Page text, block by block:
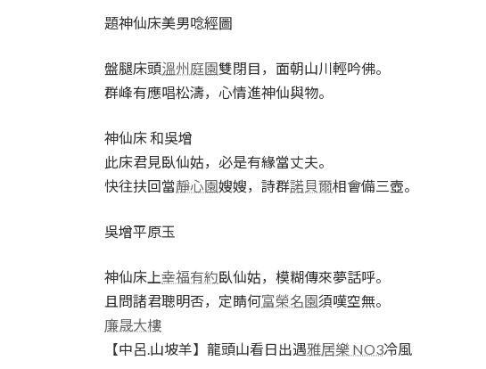
題神仙床美男唸經圖
盤腿床頭溫州庭園雙閉目，面朝山川輕吟佛。
群峰有應唱松濤，心情進神仙與物。
神仙床 和吳增
此床君見臥仙姑，必是有緣當丈夫。
快往扶回當靜心園嫂嫂，詩群諾貝爾相會備三壺。
吳增平原玉
神仙床上幸福有約臥仙姑，模糊傳來夢話呼。
且問諸君聰明否，定睛何富榮名園須嘆空無。
廉晟大樓
【中呂.山坡羊】龍頭山看日出遇雅居樂 NO3冷風